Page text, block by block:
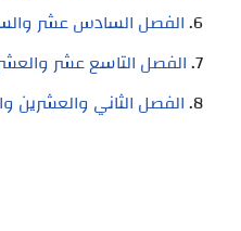
الفصل السادس عشر
الفصل التاسع عشر
الفصل الثاني والعشرين